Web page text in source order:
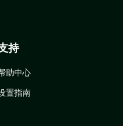
持
助中心
置指南